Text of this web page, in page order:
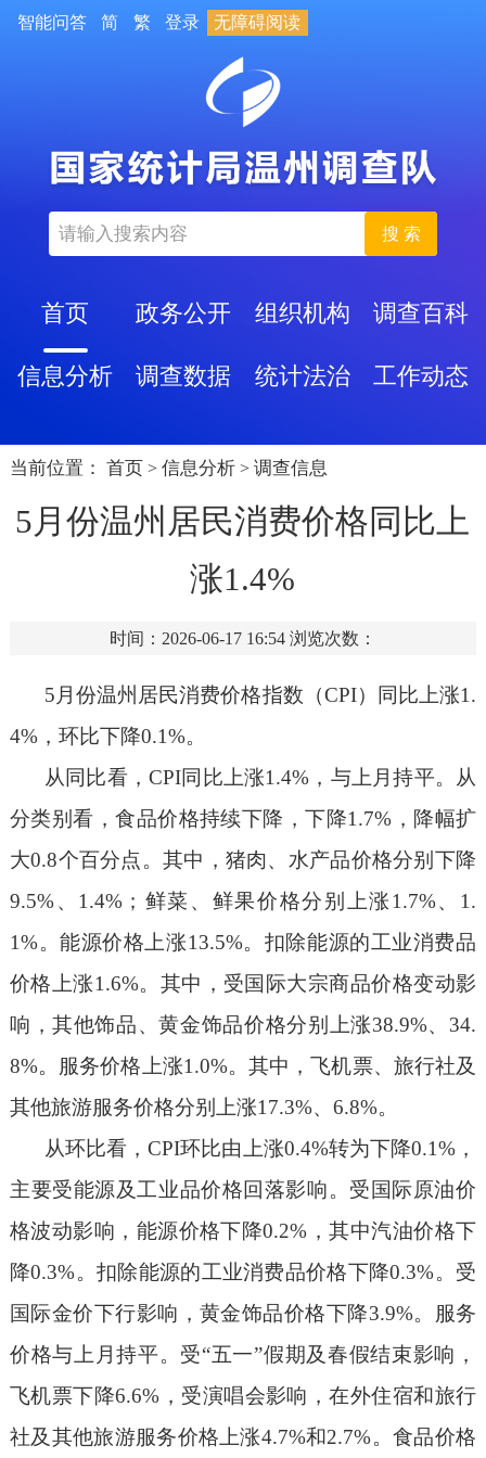
智能问答 简 繁 登录 无障碍阅读
搜 索
首页 政务公开 组织机构 调查百科
信息分析 调查数据 统计法治 工作动态
当前位置： 首页 > 信息分析 > 调查信息
5月份温州居民消费价格同比上
涨1.4%
时间：2026-06-17 16:54 浏览次数：
5月份温州居民消费价格指数（CPI）同比上涨1.
4%，环比下降0.1%。
从同比看，CPI同比上涨1.4%，与上月持平。从
分类别看，食品价格持续下降，下降1.7%，降幅扩
大0.8个百分点。其中，猪肉、水产品价格分别下降
9.5%、1.4%；鲜菜、鲜果价格分别上涨1.7%、1.
1%。能源价格上涨13.5%。扣除能源的工业消费品
价格上涨1.6%。其中，受国际大宗商品价格变动影
响，其他饰品、黄金饰品价格分别上涨38.9%、 34.
8%。服务价格上涨1.0%。其中，飞机票、旅行社及
其他旅游服务价格分别上涨17.3%、6.8%。
从环比看，CPI环比由上涨0.4%转为下降0.1%，
主要受能源及工业品价格回落影响。受国际原油价
格波动影响，能源价格下降0.2%，其中汽油价格下
降0.3%。扣除能源的工业消费品价格下降0.3%。受
国际金价下行影响，黄金饰品价格下降3.9%。服务
价格与上月持平。 受“五一”假期及春假结束影响，
飞机票下降6.6%，受演唱会影响，在外住宿和旅行
社及其他旅游服务价格上涨4.7%和2.7%。食品价格